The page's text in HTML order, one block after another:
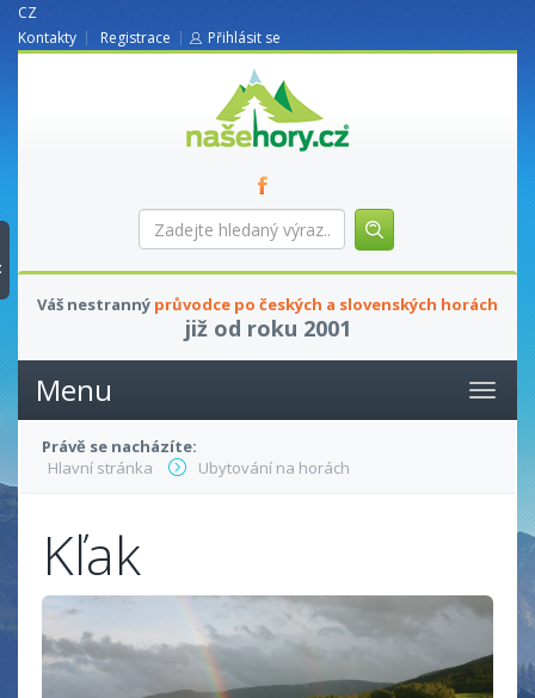
CZ
Kontakty
Registrace Přihlásit se
nasehory.cz
Zadejte
hledaný
Váš nestranný průvodce po českých a slovenských horách
již od roku 2001
Menu
Právě se nacházíte:
Hlavní stránka
Ubytování na horách
Kľak